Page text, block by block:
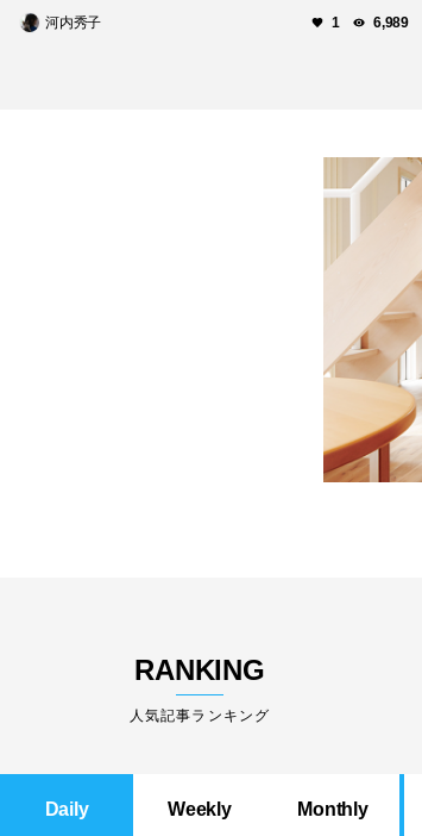
河内秀子 1 6,989
RANKING
人気記事ランキング
Daily Weekly Monthly